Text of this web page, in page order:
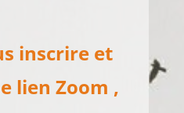
inscrire et
lien Zoom ,